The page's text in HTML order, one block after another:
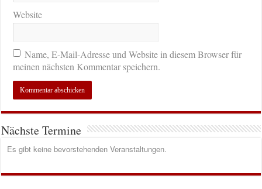
Website
Name, E-Mail-Adresse und Website in diesem Browser für
meinen nächsten Kommentar speichern.
Nächste Termine
Es gibt keine bevorstehenden Veranstaltungen.